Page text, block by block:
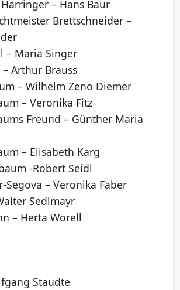
– Hans Baur
Brettschneider –
– Maria Singer
Arthur Brauss
– Wilhelm Zeno Diemer
– Veronika Fitz
Freund – Günther Maria
– Elisabeth Karg
-Robert Seidl
Segova – Veronika Faber
Sedlmayr
– Herta Worell
Staudte